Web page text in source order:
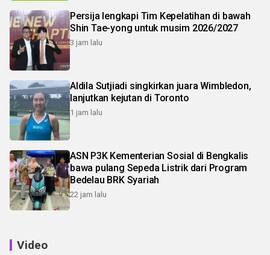
Persija lengkapi Tim Kepelatihan di bawah
Shin Tae-yong untuk musim 2026/2027
3 jam lalu
Aldila Sutjiadi singkirkan juara Wimbledon,
lanjutkan kejutan di Toronto
1 jam lalu
ASN P3K Kementerian Sosial di Bengkalis
bawa pulang Sepeda Listrik dari Program
Bedelau BRK Syariah
22 jam lalu
Video